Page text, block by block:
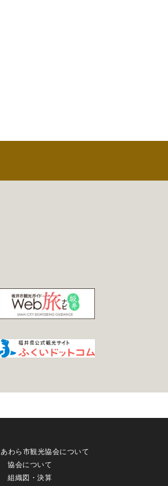
あわら市観光協会について
協会について
組織図・決算